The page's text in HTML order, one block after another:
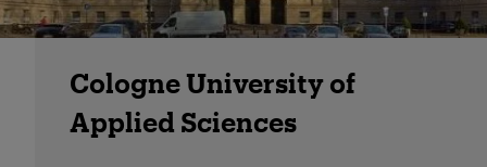
Cologne University of
Applied Sciences